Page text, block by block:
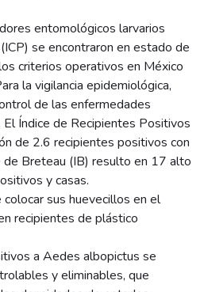
entomológicos larvarios
se encontraron en estado de
criterios operativos en México
la vigilancia epidemiológica,
de las enfermedades
Índice de Recipientes Positivos
de 2.6 recipientes positivos con
de Breteau (IB) resulto en 17 alto
y casas.
sus huevecillos en el
recipientes de plástico
a Aedes albopictus se
y eliminables, que